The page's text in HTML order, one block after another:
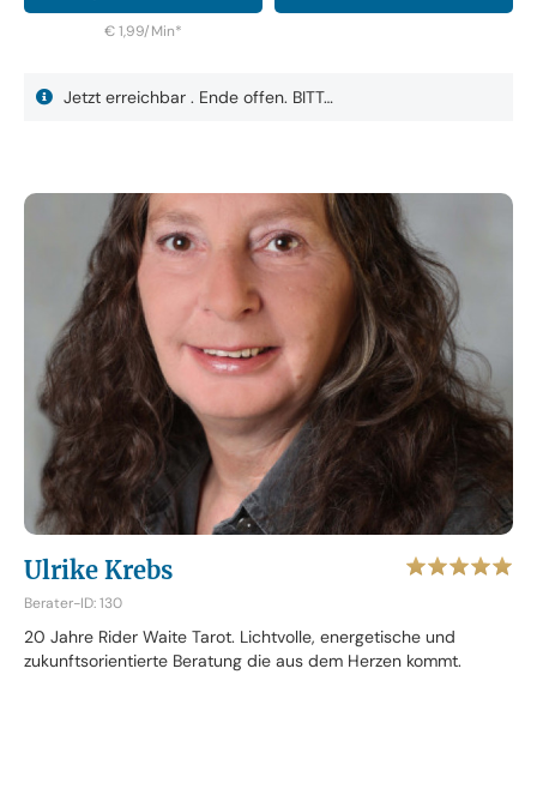
€ 1,99/Min*
Jetzt erreichbar . Ende offen. BITT…
Ulrike Krebs
Berater-ID: 130
20 Jahre Rider Waite Tarot. Lichtvolle, energetische und
zukunftsorientierte Beratung die aus dem Herzen kommt.